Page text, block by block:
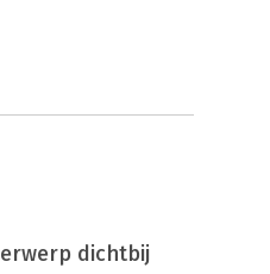
dichtbij